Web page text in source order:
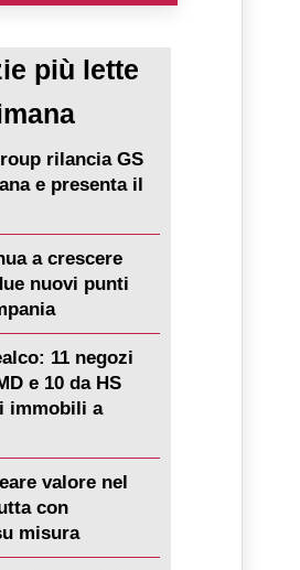
più lette
rilancia GS
e presenta il
a crescere
nuovi punti
11 negozi
e 10 da HS
immobili a
valore nel
con
misura